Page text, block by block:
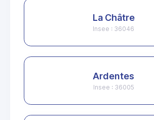
La Châtre
Insee : 36046
Ardentes
Insee : 36005